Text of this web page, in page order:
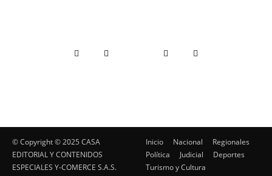
© Copyright ©️ 2025 CASA
EDITORIAL Y CONTENIDOS
ESPECIALES Y-COMERCE S.A.S.
Inicio Nacional
Regionales
Política
Judicial
Deportes
Turismo y Cultura